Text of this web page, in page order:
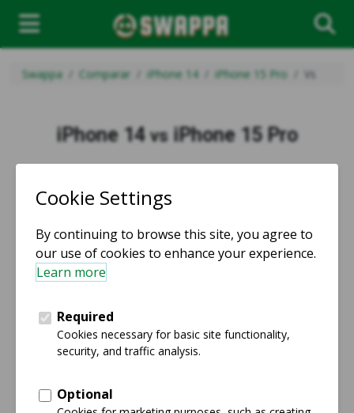
Swappa Comparar iPhone 14 iPhone 15 Pro Vs
iPhone 14 vs iPhone 15 Pro
vs